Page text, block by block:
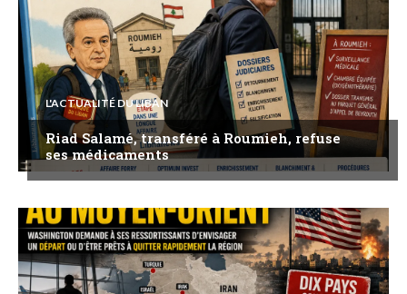
L'ACTUALITÉ DU LIBAN
Riad Salamé, transféré à Roumieh, refuse
ses médicaments